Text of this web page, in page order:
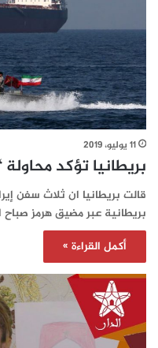
11 يوليو، 2019
بريطانيا تؤكد
قالت بريطانيا ان ثلاث سفن
بريطانية عبر مضيق هرمز
أكمل القراءة »